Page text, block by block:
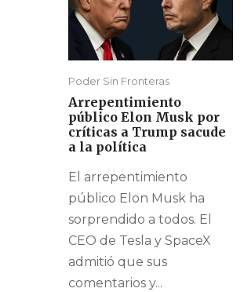
Poder Sin Fronteras
Arrepentimiento
público Elon Musk por
críticas a Trump sacude
a la política
El arrepentimiento
público Elon Musk ha
sorprendido a todos. El
CEO de Tesla y SpaceX
admitió que sus
comentarios y...